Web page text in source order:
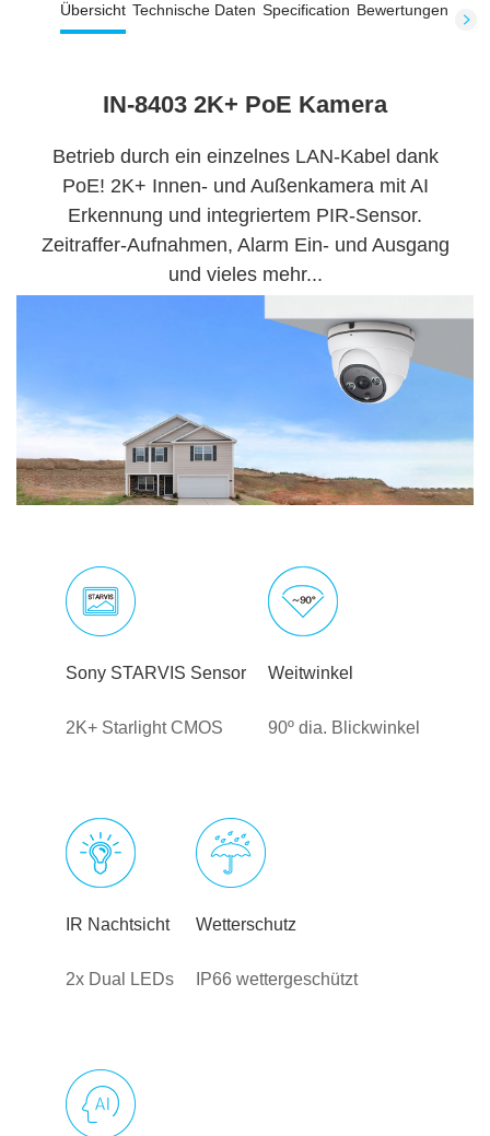
Übersicht Technische Daten Specification Bewertungen
IN-8403 2K+ PoE Kamera
Betrieb durch ein einzelnes LAN-Kabel dank
PoE! 2K+ Innen- und Außenkamera mit AI
Erkennung und integriertem PIR-Sensor.
Zeitraffer-Aufnahmen, Alarm Ein- und Ausgang
und vieles mehr...
Sony STARVIS Sensor
2K+ Starlight CMOS
Weitwinkel
90º dia. Blickwinkel
IR Nachtsicht
2x Dual LEDs
Wetterschutz
IP66 wettergeschützt